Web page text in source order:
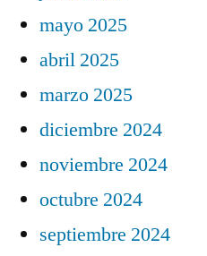
mayo 2025
abril 2025
marzo 2025
diciembre 2024
noviembre 2024
octubre 2024
septiembre 2024